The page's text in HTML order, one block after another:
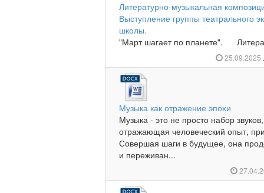
Литературно-музыкальная
Выступление группы театрального
школы.
"Март шагает по планете".
25.09.2025
Музыка как отражение эпохи
Музыка - это не просто набор
отражающая человеческий опыт,
Совершая шаги в будущее, она
и переживан...